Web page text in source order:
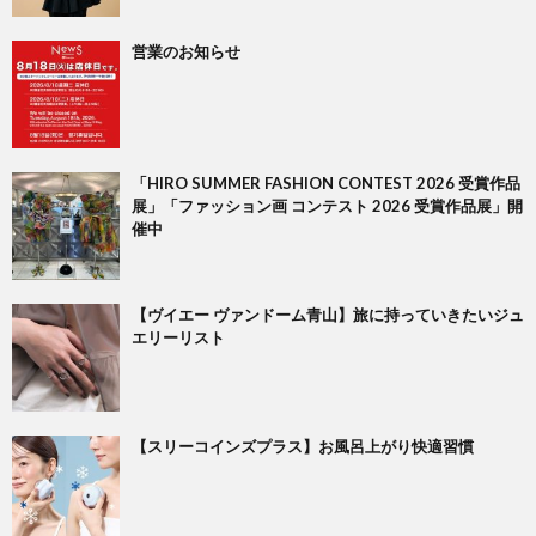
営業のお知らせ
「HIRO SUMMER FASHION CONTEST 2026 受賞作品
展」「ファッション画 コンテスト 2026 受賞作品展」開
催中
【ヴイエー ヴァンドーム青山】旅に持っていきたいジュ
エリーリスト
【スリーコインズプラス】お風呂上がり快適習慣